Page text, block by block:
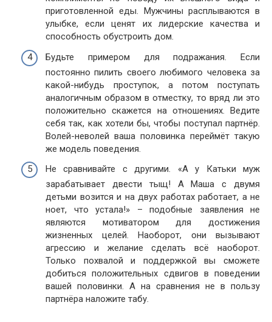
приготовленной еды. Мужчины расплываются в
улыбке, если ценят их лидерские качества и
способность обустроить дом.
Будьте примером для подражания. Если
постоянно пилить своего любимого человека за
какой-нибудь проступок, а потом поступать
аналогичным образом в отместку, то вряд ли это
положительно скажется на отношениях. Ведите
себя так, как хотели бы, чтобы поступал партнёр.
Волей-неволей ваша половинка переймёт такую
же модель поведения.
Не сравнивайте с другими. «А у Катьки муж
зарабатывает двести тыщ! А Маша с двумя
детьми возится и на двух работах работает, а не
ноет, что устала!» – подобные заявления не
являются мотиватором для достижения
жизненных целей. Наоборот, они вызывают
агрессию и желание сделать всё наоборот.
Только похвалой и поддержкой вы сможете
добиться положительных сдвигов в поведении
вашей половинки. А на сравнения не в пользу
партнёра наложите табу.